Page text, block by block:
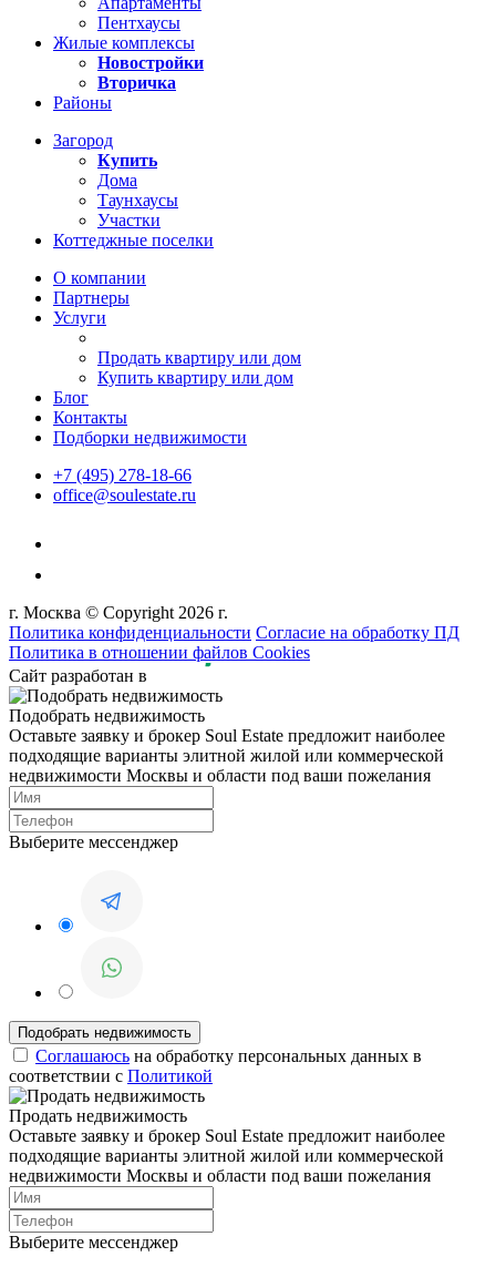
Пентхаусы
Жилые комплексы
Новостройки
Вторичка
Районы
Загород
Купить
Дома
Таунхаусы
Участки
Коттеджные поселки
О компании
Партнеры
Услуги
Продать квартиру или дом
Купить квартиру или дом
Блог
Контакты
Подборки недвижимости
+7 (495) 278-18-66
office@soulestate.ru
г. Москва © Copyright 2026 г.
Политика конфиденциальности Согласие на обработку ПД
Политика в отношении файлов Cookies
Сайт разработан в
Подобрать недвижимость
Оставьте заявку и брокер Soul Estate предложит наиболее
подходящие варианты элитной жилой или коммерческой
недвижимости Москвы и области под ваши пожелания
Выберите мессенджер
Соглашаюсь на обработку персональных данных в
соответствии с Политикой
Продать недвижимость
Оставьте заявку и брокер Soul Estate предложит наиболее
подходящие варианты элитной жилой или коммерческой
недвижимости Москвы и области под ваши пожелания
Выберите мессенджер